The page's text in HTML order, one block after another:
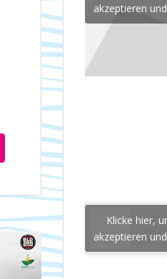
akzeptieren
Klicke hier,
akzeptieren